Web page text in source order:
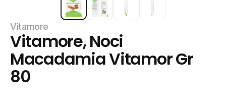
Vitamore
Vitamore, Noci
Macadamia Vitamor Gr
80